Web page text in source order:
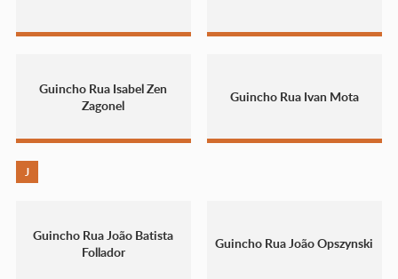
Guincho Rua Isabel Zen
Zagonel
Guincho Rua Ivan Mota
J
Guincho Rua João Batista
Follador
Guincho Rua João Opszynski